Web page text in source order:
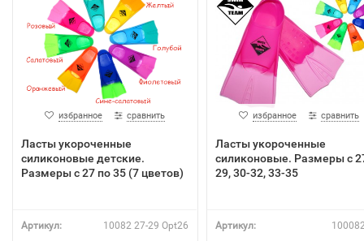
избранное сравнить
Ласты укороченные
силиконовые детские.
Размеры с 27 по 35 (7 цветов)
Артикул: 10082 27-29 Opt26
избранное сравнить
Ласты укороченные
силиконовые. Размеры с
29, 30-32, 33-35
Артикул: